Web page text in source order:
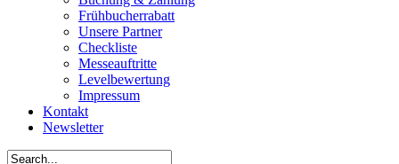
Frühbucherrabatt
Unsere Partner
Checkliste
Messeauftritte
Levelbewertung
Impressum
Kontakt
Newsletter